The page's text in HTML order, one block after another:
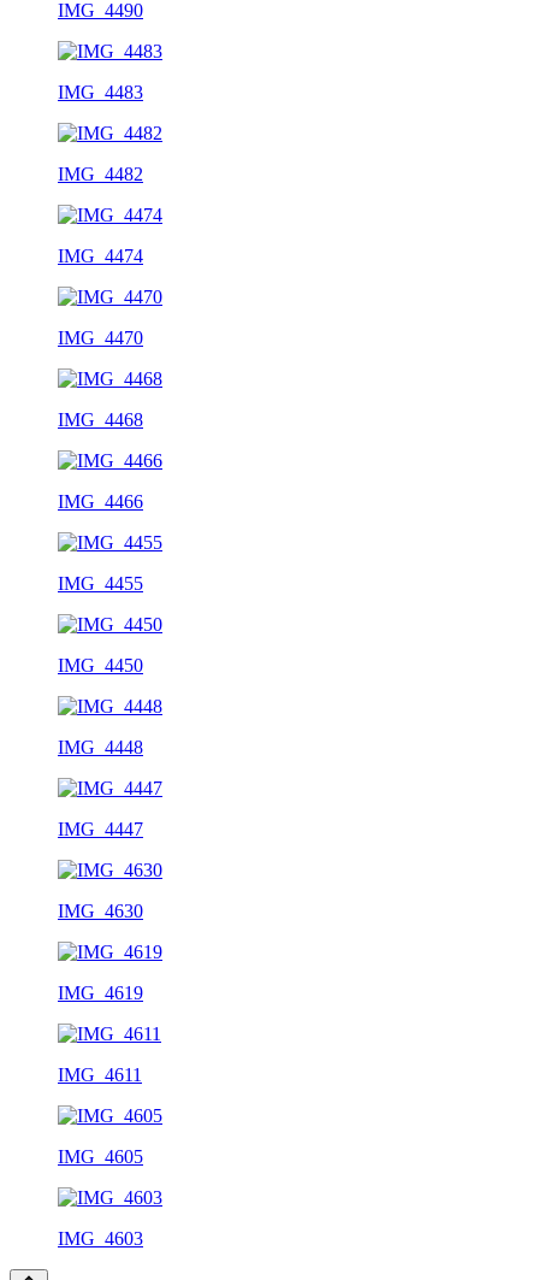
IMG_4490
IMG_4483
IMG_4482
IMG_4474
IMG_4470
IMG_4468
IMG_4466
IMG_4455
IMG_4450
IMG_4448
IMG_4447
IMG_4630
IMG_4619
IMG_4611
IMG_4605
IMG_4603